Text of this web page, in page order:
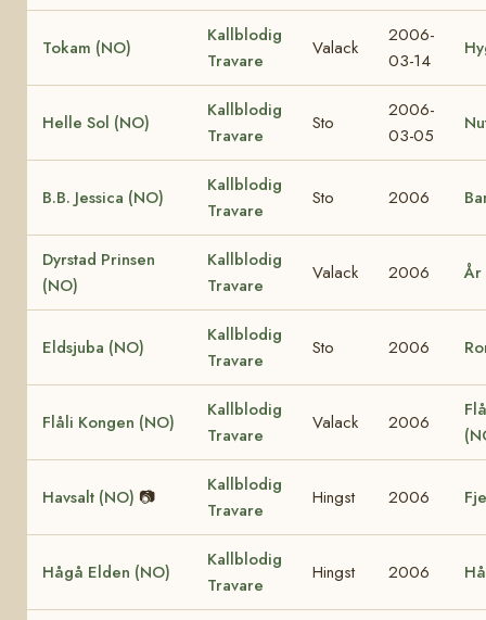
Tokam (NO)
Kallblodig
Travare
Valack
2006-
03-14
Helle Sol (NO)
Kallblodig
Travare
Sto
2006-
03-05
B.B. Jessica (NO)
Kallblodig
Travare
Sto 2006
Dyrstad Prinsen
(NO)
Kallblodig
Travare
Valack 2006 År
Eldsjuba (NO)
Kallblodig
Travare
Sto 2006
Flåli Kongen (NO)
Kallblodig
Travare
Valack 2006
Havsalt (NO) 📷
Kallblodig
Travare
Hingst 2006
Hågå Elden (NO)
Kallblodig
Travare
Hingst 2006